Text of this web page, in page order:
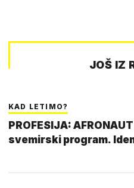
JOŠ IZ
KAD LETIMO?
PROFESIJA:
svemirski program.